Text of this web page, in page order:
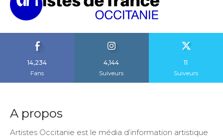
14,234
Fans
4,144
Suiveurs
11
Suiveurs
A propos
Artistes Occitanie est le média d’information artistique